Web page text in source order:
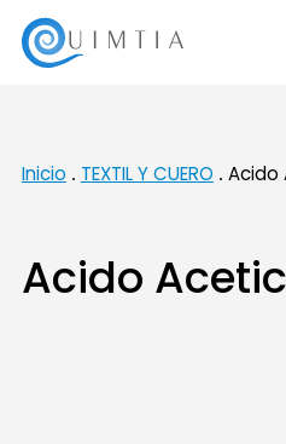
Inicio TEXTIL Y CUERO Acido
Acido